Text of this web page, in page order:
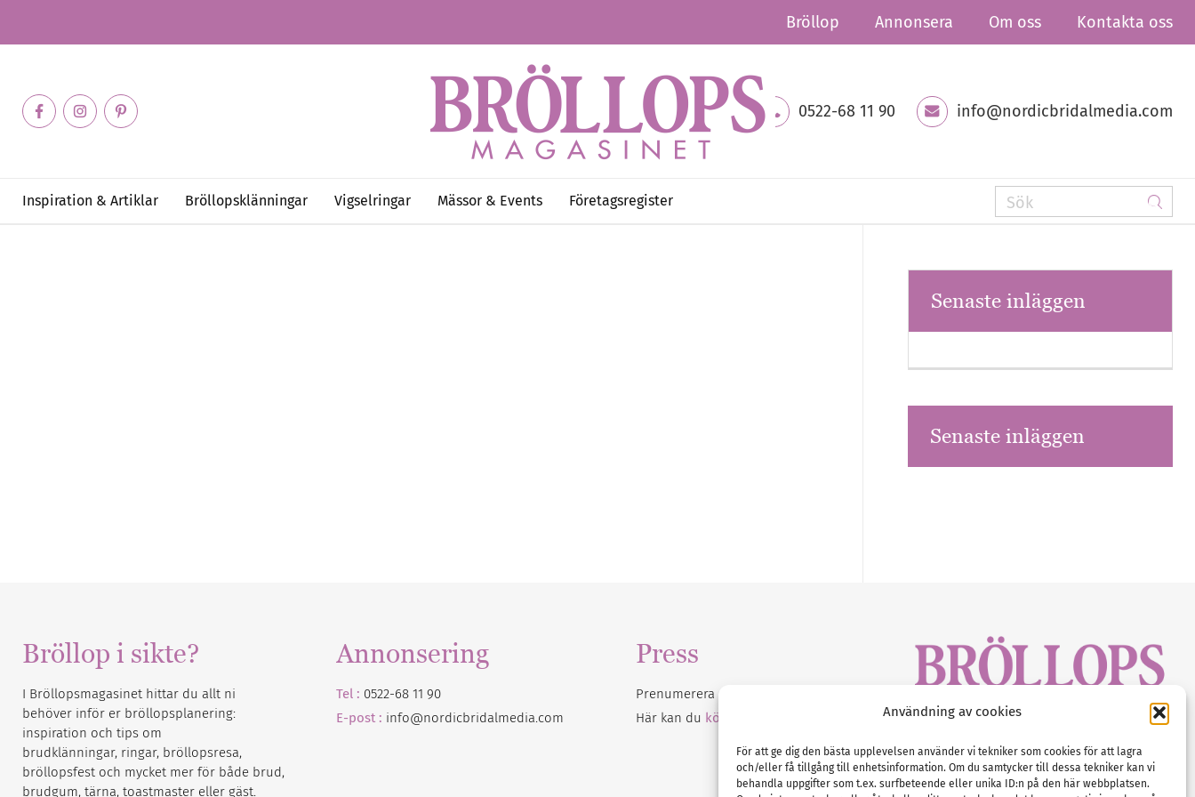
Användning av cookies
För att ge dig den bästa upplevelsen använder vi tekniker som cookies för att lagra
och/eller få tillgång till enhetsinformation. Om du samtycker till dessa tekniker kan vi
behandla uppgifter som t.ex. surfbeteende eller unika ID:n på den här webbplatsen.
Bröllop Annonsera Om oss Kontakta oss
0522-68 11 90 info@nordicbridalmedia.com
Inspiration & Artiklar Bröllopsklänningar Vigselringar Mässor & Events Företagsregister
Senaste inläggen
Senaste inläggen
Bröllop i sikte?
I Bröllopsmagasinet hittar du allt ni
behöver inför er bröllopsplanering:
inspiration och tips om
brudklänningar, ringar, bröllopsresa,
bröllopsfest och mycket mer för både brud,
brudgum, tärna, toastmaster eller gäst.
Annonsering
Tel : 0522-68 11 90
E-post : info@nordicbridalmedia.com
Press
Prenumerera på vårt
Här kan du köpa Bröllopsmagasinet
Tel :0522-68 11 90
E-post:info@nordicbridalmedia.com